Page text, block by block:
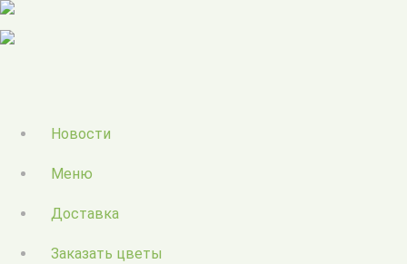
Новости
Меню
Доставка
Заказать цветы